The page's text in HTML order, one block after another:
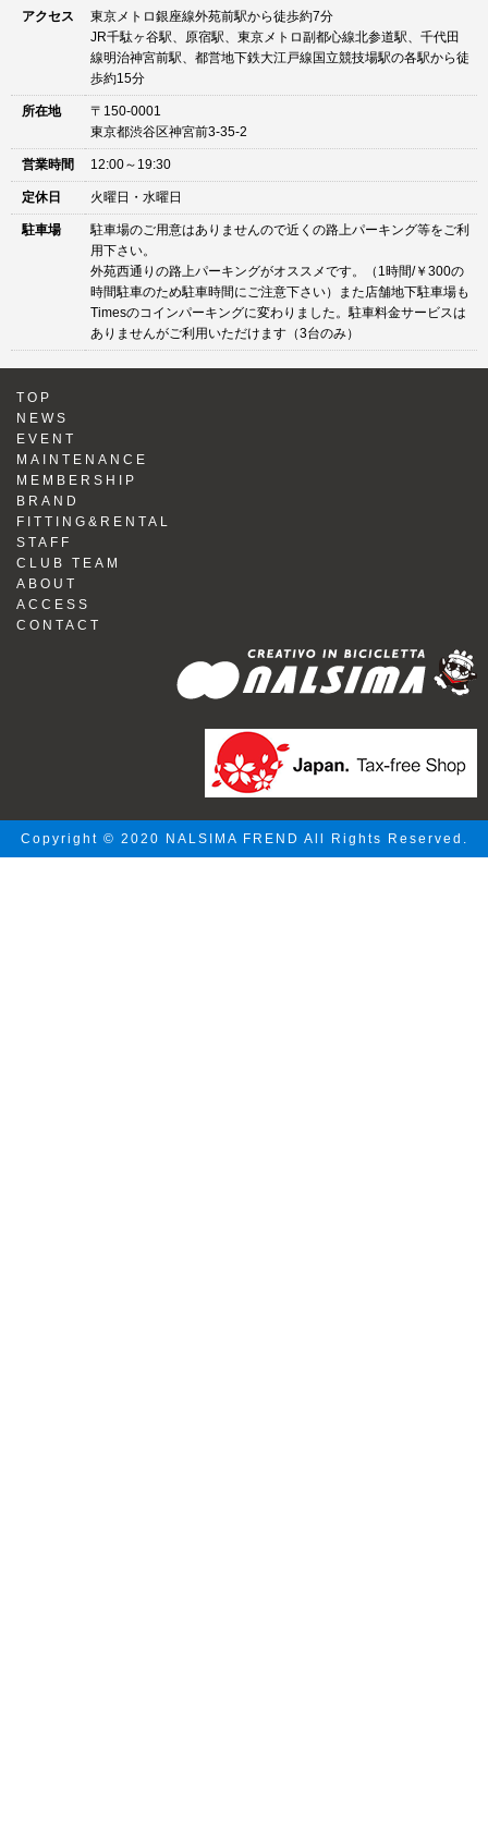
アクセス
東京メトロ銀座線外苑前駅から徒歩約7分
JR千駄ヶ谷駅、原宿駅、東京メトロ副都心線北参道駅、千代田
線明治神宮前駅、都営地下鉄大江戸線国立競技場駅の各駅から徒
歩約15分
所在地
〒150-0001
東京都渋谷区神宮前3-35-2
営業時間 12:00～19:30
定休日 火曜日・水曜日
駐車場
駐車場のご用意はありませんので近くの路上パーキング等をご利
用下さい。
外苑西通りの路上パーキングがオススメです。（1時間/￥300の
時間駐車のため駐車時間にご注意下さい）また店舗地下駐車場も
Timesのコインパーキングに変わりました。駐車料金サービスは
ありませんがご利用いただけます（3台のみ）
TOP
NEWS
EVENT
MAINTENANCE
MEMBERSHIP
BRAND
FITTING&RENTAL
STAFF
CLUB TEAM
ABOUT
ACCESS
CONTACT
Copyright © 2020 NALSIMA FREND All Rights Reserved.